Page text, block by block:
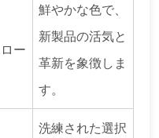
ー
鮮やかな色で、
新製品の活気と
革新を象徴しま
す。
洗練された選択